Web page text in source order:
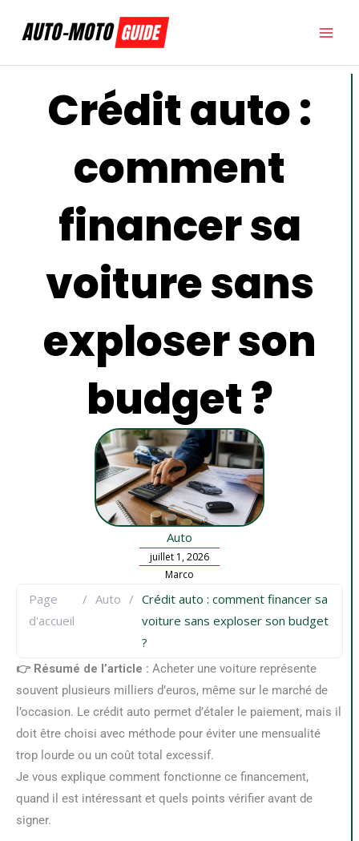
Crédit auto :
comment
financer sa
voiture sans
exploser son
budget ?
Auto
juillet 1, 2026
Marco
Page
d'accueil
/ Auto / Crédit auto : comment financer sa
voiture sans exploser son budget
?
👉 Résumé de l’article : Acheter une voiture représente
souvent plusieurs milliers d’euros, même sur le marché de
l’occasion. Le crédit auto permet d’étaler le paiement, mais il
doit être choisi avec méthode pour éviter une mensualité
trop lourde ou un coût total excessif.
Je vous explique comment fonctionne ce financement,
quand il est intéressant et quels points vérifier avant de
signer.